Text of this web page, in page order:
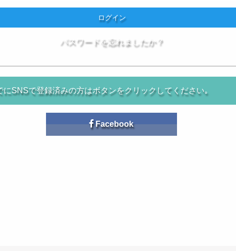
ログイン
パスワードを忘れましたか？
にSNSで登録済みの方はボタンをクリックしてください｡
Facebook